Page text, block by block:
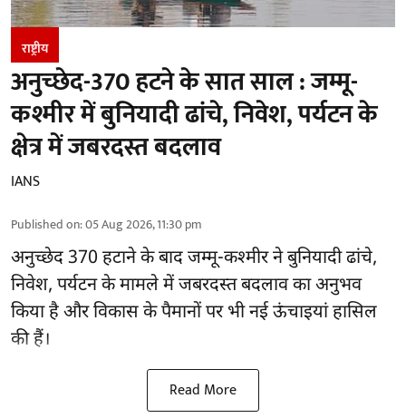
राष्ट्रीय
अनुच्छेद-370 हटने के सात साल : जम्मू-
कश्मीर में बुनियादी ढांचे, निवेश, पर्यटन के
क्षेत्र में जबरदस्त बदलाव
IANS
Published on:05 Aug 2026, 11:30 pm
अनुच्छेद 370 हटाने के बादजम्मू-कश्मीर ने बुनियादी ढांचे,
निवेश, पर्यटन के मामले में जबरदस्त बदलाव का अनुभव
किया है और विकास के पैमानों पर भी नई ऊंचाइयां हासिल
की हैं।
Read More